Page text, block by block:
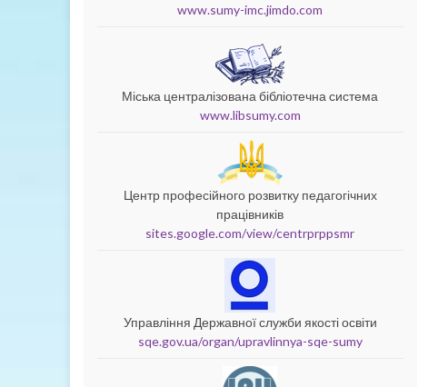
www.sumy-imc.jimdo.com
Міська централізована бібліотечна система
www.libsumy.com
Центр професійного розвитку педагогічних
працівників
sites.google.com/view/centrprppsmr
Управління Державної служби якості освіти
sqe.gov.ua/organ/upravlinnya-sqe-sumy